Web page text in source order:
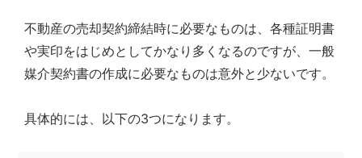
不動産の売却契約締結時に必要なものは、各種証明書
や実印をはじめとしてかなり多くなるのですが、一般
媒介契約書の作成に必要なものは意外と少ないです。
具体的には、以下の3つになります。